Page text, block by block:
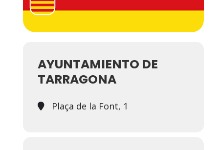
AYUNTAMIENTO DE
TARRAGONA
Plaça de la Font, 1